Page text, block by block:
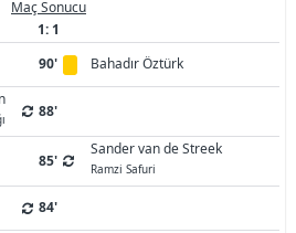
Maç Sonucu
1: 1
90'
Bahadır Öztürk
88'
85'
Sander van de Streek
Ramzi Safuri
84'